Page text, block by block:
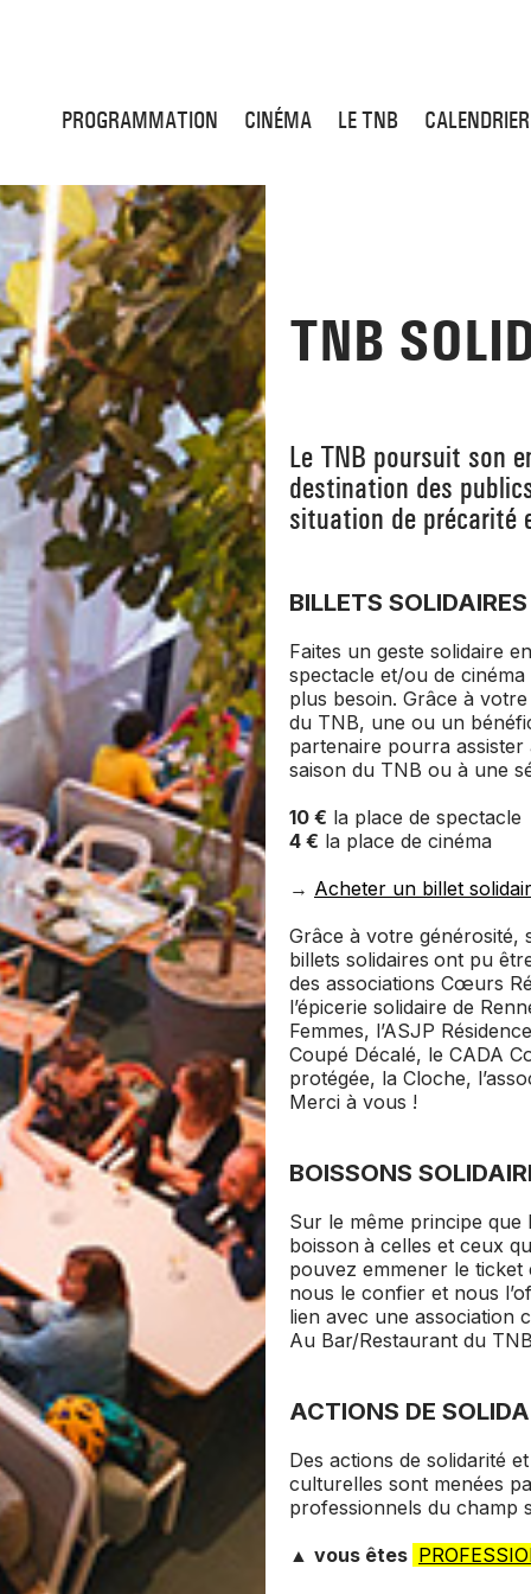
PROGRAMMATION CINÉMA LE TNB CALENDRIER
TNB
Le TNB poursuit son
destination des
situation de précarité
BILLETS SOLIDAIRES
Faites un geste solidaire
spectacle et/ou de
plus besoin. Grâce à
du TNB, une ou un
partenaire pourra
saison du TNB ou à une
10 € la place de spectacle
4 € la place de cinéma
→ Acheter un billet
Grâce à votre générosité,
billets solidaires ont pu
des associations Cœurs
l’épicerie solidaire de
Femmes, l’ASJP
Coupé Décalé, le CADA
protégée, la Cloche,
Merci à vous !
BOISSONS
Sur le même principe
boisson à celles et ceux
pouvez emmener le
nous le confier et nous
lien avec une association
Au Bar/Restaurant du
ACTIONS DE
Des actions de solidarité
culturelles sont menées
professionnels du champ
▲ vous êtes